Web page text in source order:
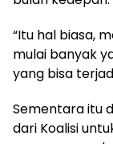
“Itu hal biasa,
mulai banyak
yang bisa
Sementara itu
dari Koalisi